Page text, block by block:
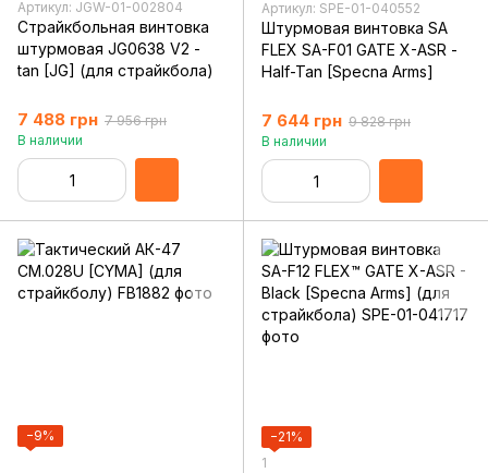
Артикул: JGW-01-002804
Страйкбольная винтовка
штурмовая JG0638 V2 -
tan [JG] (для страйкбола)
7 488 грн 7 956 грн
В наличии
Артикул: SPE-01-040552
Штурмовая винтовка SA
FLEX SA-F01 GATE X-ASR -
Half-Tan [Specna Arms]
7 644 грн 9 828 грн
В наличии
−9%
−21%
1